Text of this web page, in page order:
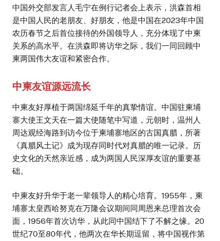
中国外交部发言人毛宁在例行记者会上表示，洪森首相
是中国人民的老朋友、好朋友，他是中国在2023年中国
农历春节之后首位接待的外国领导人，充分体现了中柬
关系的高水平。在洪森即将访华之际，我们一同回顾中
柬两国伟大友谊和紧密合作。
中柬友谊源远流长
中柬友好厚植于两国绵延千年的真挚情谊。中国驻柬埔
寨大使王文天在一篇大使随笔中写道，元朝时，温州人
周达观经海路到访今位于柬埔寨地区的古国真腊，所著
《真腊风土记》成为现存同时代对真腊的唯一记录。历
史文化的天然亲近感，成为两国人民深厚友谊的重要基
础。
中柬友好升华于老一辈领导人的精心培育。1955年，柬
埔寨太皇西哈努克在万隆会议期间同周恩来总理首次会
面，1956年首次访华，从此同中国结下了不解之缘。20
世纪70至80年代，他两次在华长期逗留，将中国视作第